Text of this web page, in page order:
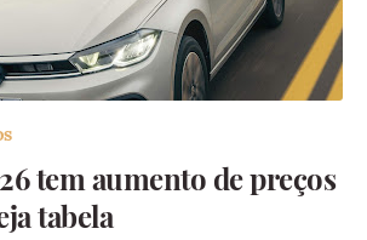
tem aumento de preços
tabela